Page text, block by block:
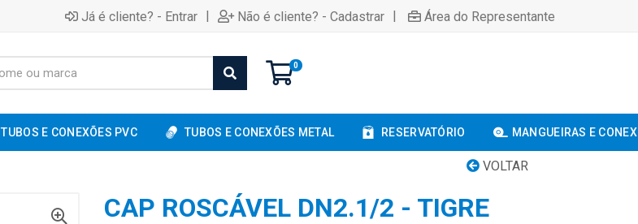
Já é cliente? - Entrar | Não é cliente? - Cadastrar | Área do Representante
0
TUBOS E CONEXÕES PVC TUBOS E CONEXÕES METAL RESERVATÓRIO MANGUEIRAS E
VOLTAR
CAP ROSCÁVEL DN2.1/2 - TIGRE